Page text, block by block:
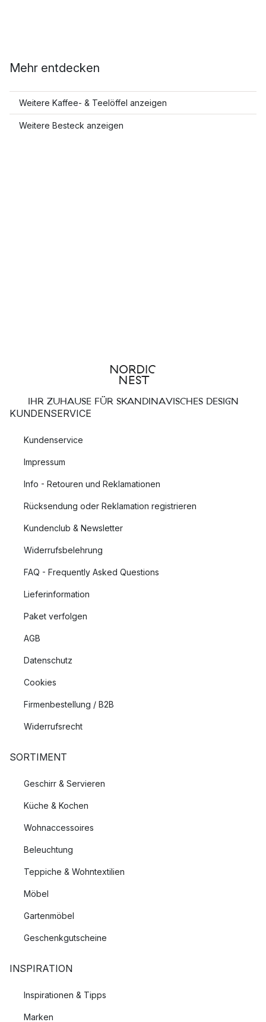
Mehr entdecken
Weitere Kaffee- & Teelöffel anzeigen
Weitere Besteck anzeigen
IHR ZUHAUSE FÜR SKANDINAVISCHES DESIGN
KUNDENSERVICE
Kundenservice
Impressum
Info - Retouren und Reklamationen
Rücksendung oder Reklamation registrieren
Kundenclub & Newsletter
Widerrufsbelehrung
FAQ - Frequently Asked Questions
Lieferinformation
Paket verfolgen
AGB
Datenschutz
Cookies
Firmenbestellung / B2B
Widerrufsrecht
SORTIMENT
Geschirr & Servieren
Küche & Kochen
Wohnaccessoires
Beleuchtung
Teppiche & Wohntextilien
Möbel
Gartenmöbel
Geschenkgutscheine
INSPIRATION
Inspirationen & Tipps
Marken